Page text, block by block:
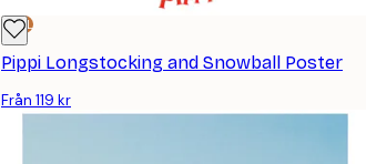
DEAL
Pippi Longstocking and Snowball Poster
Från 119 kr